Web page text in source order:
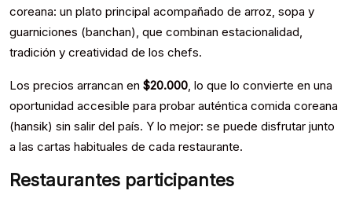
coreana: un plato principal acompañado de arroz, sopa y
guarniciones (banchan), que combinan estacionalidad,
tradición y creatividad de los chefs.
Los precios arrancan en $20.000, lo que lo convierte en una
oportunidad accesible para probar auténtica comida coreana
(hansik) sin salir del país. Y lo mejor: se puede disfrutar junto
a las cartas habituales de cada restaurante.
Restaurantes participantes